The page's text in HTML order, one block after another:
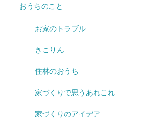
おうちのこと
お家のトラブル
きこりん
住林のおうち
家づくりで思うあれこれ
家づくりのアイデア